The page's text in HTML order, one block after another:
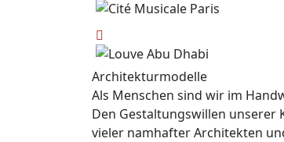
Architekturmodelle
Als Menschen sind wir im
Den Gestaltungswillen unserer
vieler namhafter Architekten